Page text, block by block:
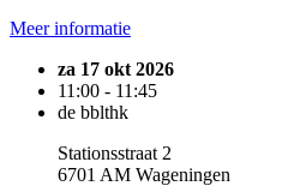
Meer informatie
za 17 okt 2026
11:00 - 11:45
de bblthk
Stationsstraat 2
6701 AM Wageningen